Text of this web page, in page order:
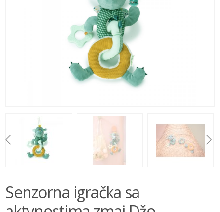
Senzorna igračka sa